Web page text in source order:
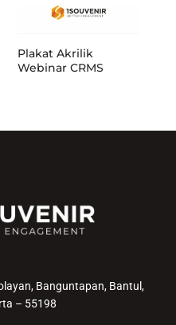
Plakat Akrilik
Webinar CRMS
Banguntapan, Bantul,
– 55198